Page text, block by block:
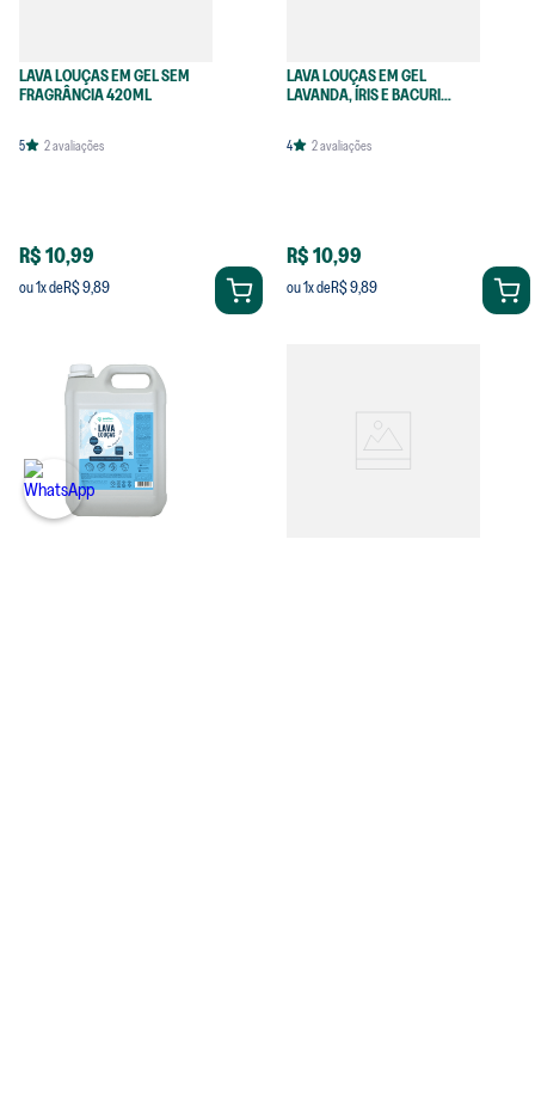
LAVA LOUÇAS EM GEL SEM
FRAGRÂNCIA 420ML
5 2avaliações
R$ 10,99
ou1x deR$ 9,89
LAVA LOUÇAS EM GEL
LAVANDA, ÍRIS E BACURI
4 2avaliações
R$ 10,99
ou1x deR$ 9,89